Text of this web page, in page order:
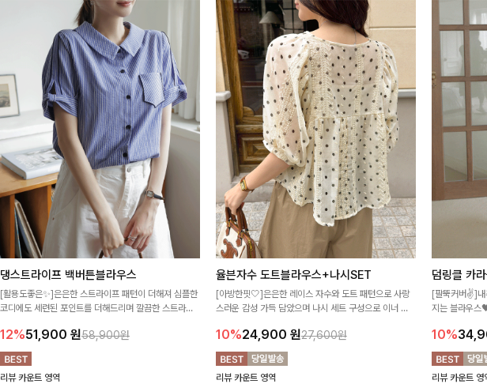
댕스트라이프 백버튼블라우스
[활용도좋은✨]은은한 스트라이프 패턴이 더해져 심플한
코디에도 세련된 포인트를 더해드리며 깔끔한 스트라이
12%51,900 원58,900원
리뷰 카운트 영역
율븐자수 도트블라우스+나시SET
[아방한핏🤍]은은한 레이스 자수와 도트 패턴으로 사랑
스러운 감성 가득 담았으며 나시 세트 구성으로 이너 걱
10%24,900 원27,600원
리뷰 카운트 영역
덤링클 카
[팔뚝커버✌]내
지는 블라우스
10%
리뷰 카운트 영